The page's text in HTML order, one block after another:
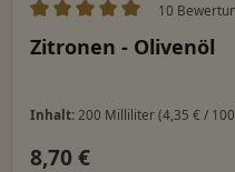
Durchschnittliche
10
Zitronen - Olivenöl
Inhalt: 200 Milliliter (4,35 € /
Regulärer Preis:
8,70 €